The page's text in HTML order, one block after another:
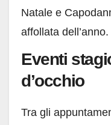
Natale e
affollata dell’anno.
Eventi
d’occhio
Tra gli